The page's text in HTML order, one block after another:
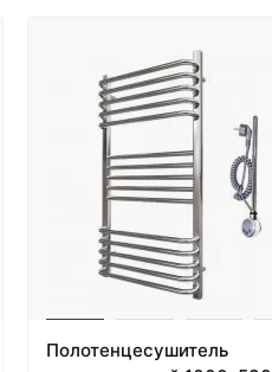
Полотенцесушитель